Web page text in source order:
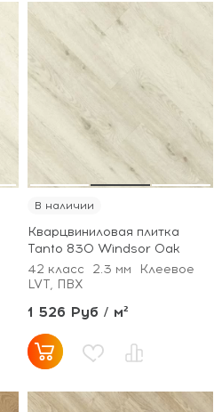
В наличии
Кварцвиниловая плитка
Tanto 830 Windsor Oak
42 класс
2.3 мм
Клеевое
LVT, ПВХ
1 526 Руб / м²